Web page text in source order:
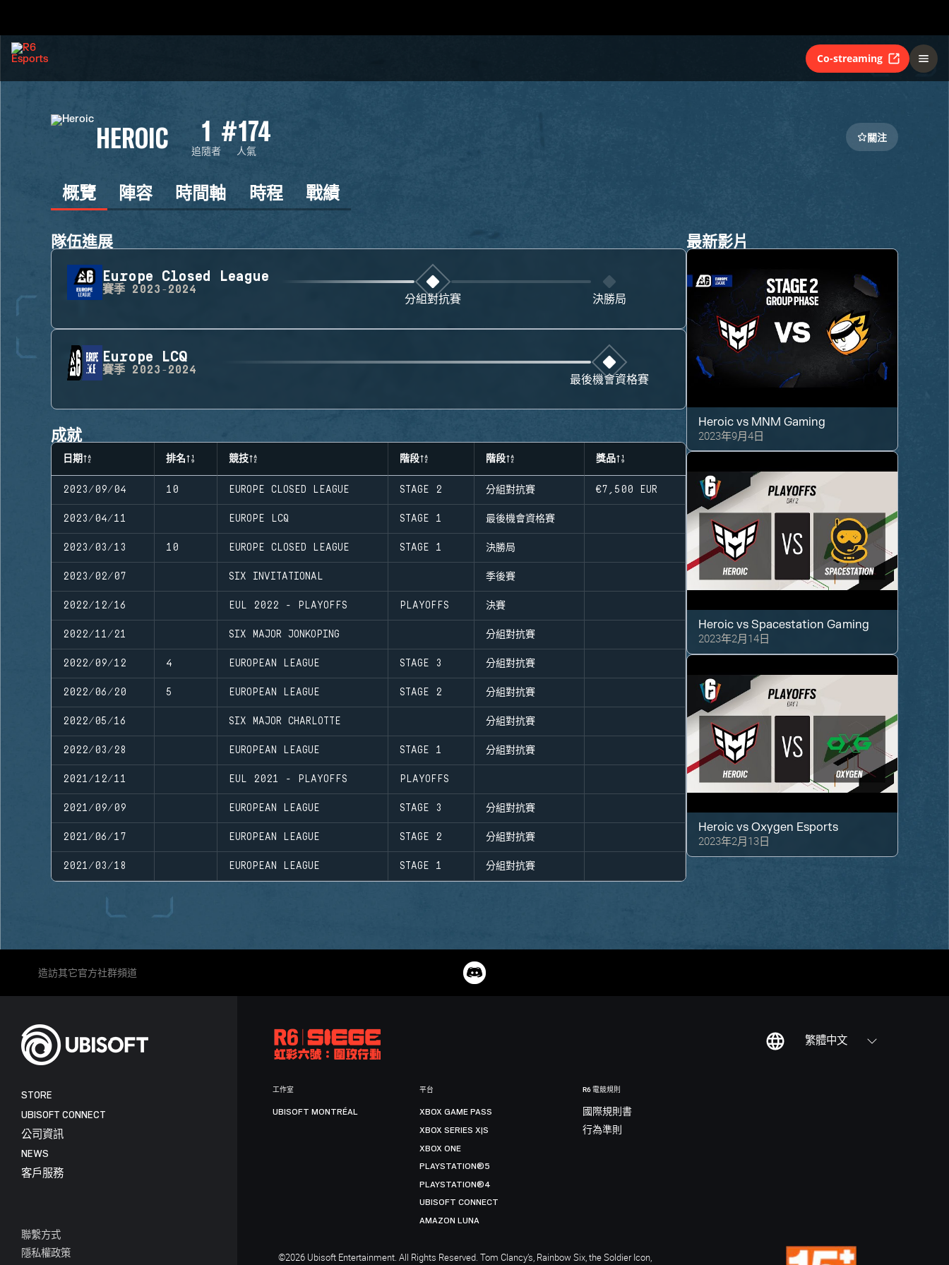
Co-streaming
HEROIC 1
追隨者
#174
人氣
關注
概覽 陣容 時間軸 時程 戰績
隊伍進展
Europe Closed League
賽季 2023-2024
分組對抗賽 決勝局
Europe LCQ
賽季 2023-2024
最後機會資格賽
成就
日期 排名 競技 階段 階段 獎品
2023/09/04 10 EUROPE CLOSED LEAGUE STAGE 2 分組對抗賽 €7,500 EUR
2023/04/11 EUROPE LCQ STAGE 1 最後機會資格賽
2023/03/13 10 EUROPE CLOSED LEAGUE STAGE 1 決勝局
2023/02/07 SIX INVITATIONAL 季後賽
2022/12/16 EUL 2022 - PLAYOFFS PLAYOFFS 決賽
2022/11/21 SIX MAJOR JONKOPING 分組對抗賽
2022/09/12 4 EUROPEAN LEAGUE STAGE 3 分組對抗賽
2022/06/20 5 EUROPEAN LEAGUE STAGE 2 分組對抗賽
2022/05/16 SIX MAJOR CHARLOTTE 分組對抗賽
2022/03/28 EUROPEAN LEAGUE STAGE 1 分組對抗賽
2021/12/11 EUL 2021 - PLAYOFFS PLAYOFFS
2021/09/09 EUROPEAN LEAGUE STAGE 3 分組對抗賽
2021/06/17 EUROPEAN LEAGUE STAGE 2 分組對抗賽
2021/03/18 EUROPEAN LEAGUE STAGE 1 分組對抗賽
最新影片
Heroic vs MNM Gaming
2023年9月4日
Heroic vsSpacestation Gaming
2023年2月14日
Heroic vsOxygen Esports
2023年2月13日
造訪其它官方社群頻道
繁體中文
STORE
UBISOFT CONNECT
公司資訊
NEWS
客戶服務
聯繫方式
隱私權政策
工作室
UBISOFT MONTRÉAL
平台
XBOX GAME PASS
XBOX SERIES X|S
XBOX ONE
PLAYSTATION®5
PLAYSTATION®4
UBISOFT CONNECT
AMAZON LUNA
R6 電競規則
國際規則書
行為準則
©2026 Ubisoft Entertainment. All Rights Reserved. Tom Clancy’s, Rainbow Six, the Soldier Icon,